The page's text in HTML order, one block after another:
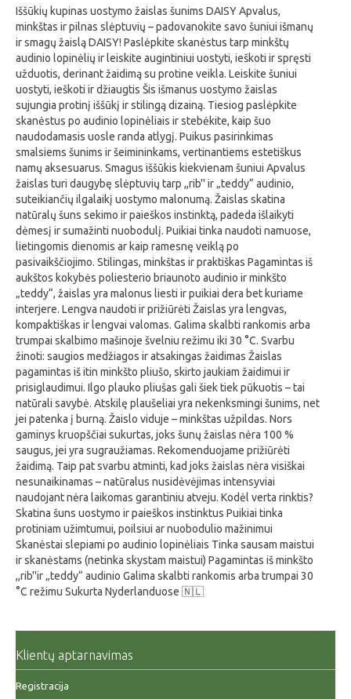
Iššūkių kupinas uostymo žaislas šunims DAISY Apvalus,
minkštas ir pilnas slėptuvių – padovanokite savo šuniui išmanų
ir smagų žaislą DAISY! Paslėpkite skanėstus tarp minkštų
audinio lopinėlių ir leiskite augintiniui uostyti, ieškoti ir spręsti
užduotis, derinant žaidimą su protine veikla. Leiskite šuniui
uostyti, ieškoti ir džiaugtis Šis išmanus uostymo žaislas
sujungia protinį iššūkį ir stilingą dizainą. Tiesiog paslėpkite
skanėstus po audinio lopinėliais ir stebėkite, kaip šuo
naudodamasis uosle randa atlygį. Puikus pasirinkimas
smalsiems šunims ir šeimininkams, vertinantiems estetiškus
namų aksesuarus. Smagus iššūkis kiekvienam šuniui Apvalus
žaislas turi daugybę slėptuvių tarp ,,rib'' ir „teddy“ audinio,
suteikiančių ilgalaikį uostymo malonumą. Žaislas skatina
natūralų šuns sekimo ir paieškos instinktą, padeda išlaikyti
dėmesį ir sumažinti nuobodulį. Puikiai tinka naudoti namuose,
lietingomis dienomis ar kaip ramesnę veiklą po
pasivaikščiojimo. Stilingas, minkštas ir praktiškas Pagamintas iš
aukštos kokybės poliesterio briaunoto audinio ir minkšto
„teddy“, žaislas yra malonus liesti ir puikiai dera bet kuriame
interjere. Lengva naudoti ir prižiūrėti Žaislas yra lengvas,
kompaktiškas ir lengvai valomas. Galima skalbti rankomis arba
trumpai skalbimo mašinoje švelniu režimu iki 30 °C. Svarbu
žinoti: saugios medžiagos ir atsakingas žaidimas Žaislas
pagamintas iš itin minkšto pliušo, skirto jaukiam žaidimui ir
prisiglaudimui. Ilgo plauko pliušas gali šiek tiek pūkuotis – tai
natūrali savybė. Atskilę plaušeliai yra nekenksmingi šunims, net
jei patenka į burną. Žaislo viduje – minkštas užpildas. Nors
gaminys kruopščiai sukurtas, joks šunų žaislas nėra 100 %
saugus, jei yra sugraužiamas. Rekomenduojame prižiūrėti
žaidimą. Taip pat svarbu atminti, kad joks žaislas nėra visiškai
nesunaikinamas – natūralus nusidėvėjimas intensyviai
naudojant nėra laikomas garantiniu atveju. Kodėl verta rinktis?
Skatina šuns uostymo ir paieškos instinktus Puikiai tinka
protiniam užimtumui, poilsiui ar nuobodulio mažinimui
Skanėstai slepiami po audinio lopinėliais Tinka sausam maistui
ir skanėstams (netinka skystam maistui) Pagamintas iš minkšto
,,rib''ir „teddy“ audinio Galima skalbti rankomis arba trumpai 30
°C režimu Sukurta Nyderlanduose 🇳🇱
Klientų aptarnavimas
Registracija